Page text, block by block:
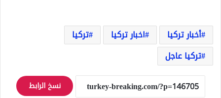
أخبار تركيا اخبار تركيا
تركيا
تركيا عاجل
نسخ الرابط